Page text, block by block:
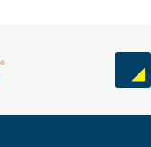
Previous